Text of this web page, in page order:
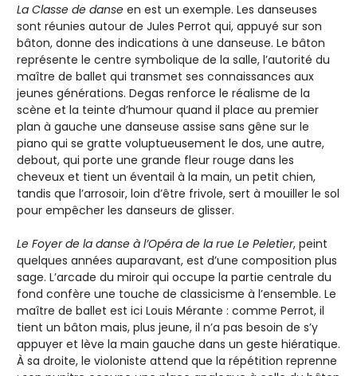
La Classe de danse en est un exemple. Les danseuses
sont réunies autour de Jules Perrot qui, appuyé sur son
bâton, donne des indications à une danseuse. Le bâton
représente le centre symbolique de la salle, l’autorité du
maître de ballet qui transmet ses connaissances aux
jeunes générations. Degas renforce le réalisme de la
scène et la teinte d’humour quand il place au premier
plan à gauche une danseuse assise sans gêne sur le
piano qui se gratte voluptueusement le dos, une autre,
debout, qui porte une grande fleur rouge dans les
cheveux et tient un éventail à la main, un petit chien,
tandis que l’arrosoir, loin d’être frivole, sert à mouiller le sol
pour empêcher les danseurs de glisser.
Le Foyer de la danse à l’Opéra de la rue Le Peletier, peint
quelques années auparavant, est d’une composition plus
sage. L’arcade du miroir qui occupe la partie centrale du
fond confère une touche de classicisme à l’ensemble. Le
maître de ballet est ici Louis Mérante : comme Perrot, il
tient un bâton mais, plus jeune, il n’a pas besoin de s’y
appuyer et lève la main gauche dans un geste hiératique.
À sa droite, le violoniste attend que la répétition reprenne